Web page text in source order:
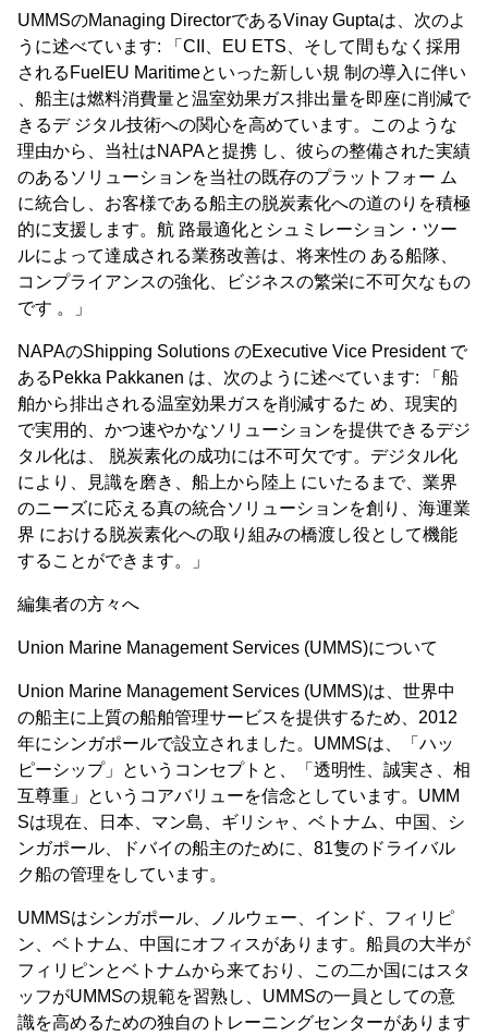
UMMSのManaging DirectorであるVinay Guptaは、次のよ
うに述べています: 「CII、EU ETS、そして間もなく採用
されるFuelEU Maritimeといった新しい規 制の導入に伴い
、船主は燃料消費量と温室効果ガス排出量を即座に削減で
きるデ ジタル技術への関心を高めています。このような
理由から、当社はNAPAと提携 し、彼らの整備された実績
のあるソリューションを当社の既存のプラットフォー ム
に統合し、お客様である船主の脱炭素化への道のりを積極
的に支援します。航 路最適化とシュミレーション・ツー
ルによって達成される業務改善は、将来性の ある船隊、
コンプライアンスの強化、ビジネスの繁栄に不可欠なもの
です 。」
NAPAのShipping Solutions のExecutive Vice President で
あるPekka Pakkanen は、次のように述べています: 「船
舶から排出される温室効果ガスを削減するた め、現実的
で実用的、かつ速やかなソリューションを提供できるデジ
タル化は、 脱炭素化の成功には不可欠です。デジタル化
により、見識を磨き、船上から陸上 にいたるまで、業界
のニーズに応える真の統合ソリューションを創り、海運業
界 における脱炭素化への取り組みの橋渡し役として機能
することができます。」
編集者の方々へ
Union Marine Management Services (UMMS)について
Union Marine Management Services (UMMS)は、世界中
の船主に上質の船舶管理サービスを提供するため、2012
年にシンガポールで設立されました。UMMSは、「ハッ
ピーシップ」というコンセプトと、「透明性、誠実さ、相
互尊重」というコアバリューを信念としています。UMM
Sは現在、日本、マン島、ギリシャ、ベトナム、中国、シ
ンガポール、ドバイの船主のために、81隻のドライバル
ク船の管理をしています。
UMMSはシンガポール、ノルウェー、インド、フィリピ
ン、ベトナム、中国にオフィスがあります。船員の大半が
フィリピンとベトナムから来ており、この二か国にはスタ
ッフがUMMSの規範を習熟し、UMMSの一員としての意
識を高めるための独自のトレーニングセンターがあります